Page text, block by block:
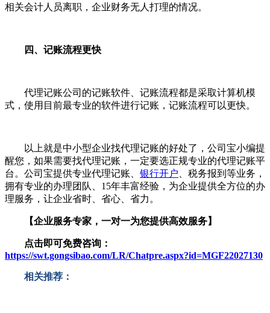
相关会计人员离职，企业财务无人打理的情况。
四、记账流程更快
代理记账公司的记账软件、记账流程都是采取计算机模
式，使用目前最专业的软件进行记账，记账流程可以更快。
以上就是中小型企业找代理记账的好处了，公司宝小编提
醒您，如果需要找代理记账，一定要选正规专业的代理记账平
台。公司宝提供专业代理记账、 银行开户 、税务报到等业务，
拥有专业的办理团队、15年丰富经验，为企业提供全方位的办
理服务，让企业省时、省心、省力。
【企业服务专家，一对一为您提供高效服务】
点击即可免费咨询：
https://swt.gongsibao.com/LR/Chatpre.aspx?id=MGF22027130
相关推荐：